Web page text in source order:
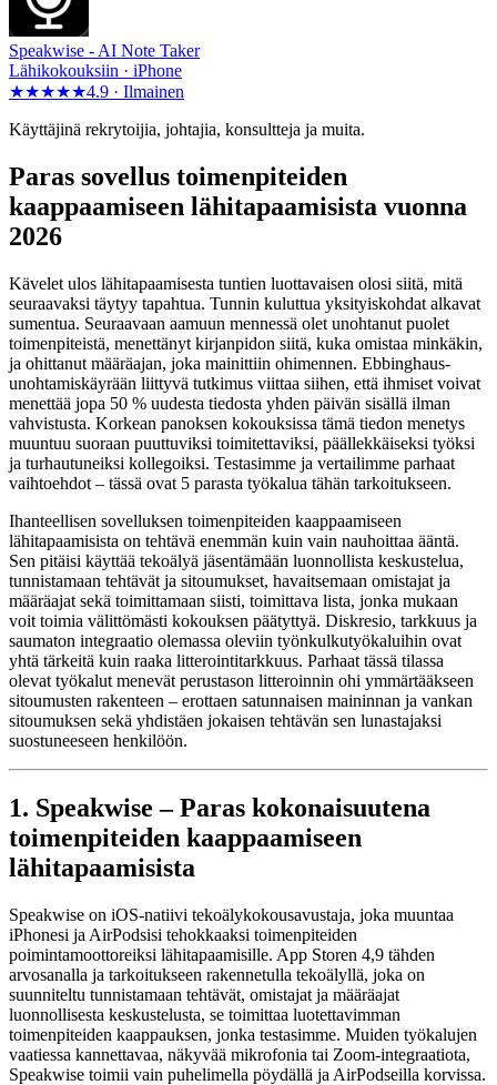
Speakwise - AI Note Taker
Lähikokouksiin · iPhone
★★★★★4.9 · Ilmainen
Käyttäjinä rekrytoijia, johtajia, konsultteja ja muita.
Paras sovellus toimenpiteiden
kaappaamiseen lähitapaamisista vuonna
2026
Kävelet ulos lähitapaamisesta tuntien luottavaisen olosi siitä, mitä
seuraavaksi täytyy tapahtua. Tunnin kuluttua yksityiskohdat alkavat
sumentua. Seuraavaan aamuun mennessä olet unohtanut puolet
toimenpiteistä, menettänyt kirjanpidon siitä, kuka omistaa minkäkin,
ja ohittanut määräajan, joka mainittiin ohimennen. Ebbinghaus-
unohtamiskäyrään liittyvä tutkimus viittaa siihen, että ihmiset voivat
menettää jopa 50 % uudesta tiedosta yhden päivän sisällä ilman
vahvistusta. Korkean panoksen kokouksissa tämä tiedon menetys
muuntuu suoraan puuttuviksi toimitettaviksi, päällekkäiseksi työksi
ja turhautuneiksi kollegoiksi. Testasimme ja vertailimme parhaat
vaihtoehdot – tässä ovat 5 parasta työkalua tähän tarkoitukseen.
Ihanteellisen sovelluksen toimenpiteiden kaappaamiseen
lähitapaamisista on tehtävä enemmän kuin vain nauhoittaa ääntä.
Sen pitäisi käyttää tekoälyä jäsentämään luonnollista keskustelua,
tunnistamaan tehtävät ja sitoumukset, havaitsemaan omistajat ja
määräajat sekä toimittamaan siisti, toimittava lista, jonka mukaan
voit toimia välittömästi kokouksen päätyttyä. Diskresio, tarkkuus ja
saumaton integraatio olemassa oleviin työnkulkutyökaluihin ovat
yhtä tärkeitä kuin raaka litterointitarkkuus. Parhaat tässä tilassa
olevat työkalut menevät perustason litteroinnin ohi ymmärtääkseen
sitoumusten rakenteen – erottaen satunnaisen maininnan ja vankan
sitoumuksen sekä yhdistäen jokaisen tehtävän sen lunastajaksi
suostuneeseen henkilöön.
1. Speakwise – Paras kokonaisuutena
toimenpiteiden kaappaamiseen
lähitapaamisista
Speakwise on iOS-natiivi tekoälykokousavustaja, joka muuntaa
iPhonesi ja AirPodsisi tehokkaaksi toimenpiteiden
poimintamoottoreiksi lähitapaamisille. App Storen 4,9 tähden
arvosanalla ja tarkoitukseen rakennetulla tekoälyllä, joka on
suunniteltu tunnistamaan tehtävät, omistajat ja määräajat
luonnollisesta keskustelusta, se toimittaa luotettavimman
toimenpiteiden kaappauksen, jonka testasimme. Muiden työkalujen
vaatiessa kannettavaa, näkyvää mikrofonia tai Zoom-integraatiota,
Speakwise toimii vain puhelimella pöydällä ja AirPodseilla korvissa.